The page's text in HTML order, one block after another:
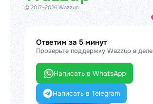
© 2017–2026 Wazzup
Ответим за 5 минут
Проверьте поддержку Wazzup в деле
Написать в WhatsApp
Написать в Telegram